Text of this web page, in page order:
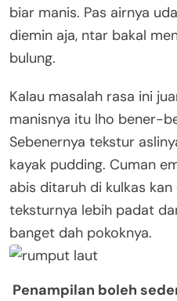
biar manis. Pas airnya
diemin aja, ntar bakal
bulung.
Kalau masalah rasa ini
manisnya itu lho bener-
Sebenernya tekstur
kayak pudding. Cuman
abis ditaruh di kulkas kan
teksturnya lebih padat
banget dah pokoknya.
Penampilan boleh